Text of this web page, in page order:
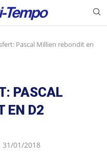
Pascal Millien rebondit en
PASCAL
EN D2
31/01/2018